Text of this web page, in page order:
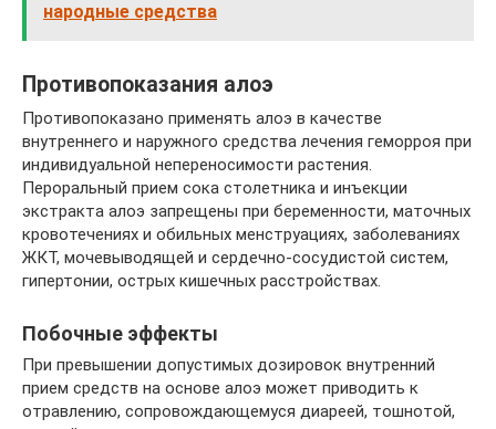
народные средства
Противопоказания алоэ
Противопоказано применять алоэ в качестве
внутреннего и наружного средства лечения геморроя при
индивидуальной непереносимости растения.
Пероральный прием сока столетника и инъекции
экстракта алоэ запрещены при беременности, маточных
кровотечениях и обильных менструациях, заболеваниях
ЖКТ, мочевыводящей и сердечно-сосудистой систем,
гипертонии, острых кишечных расстройствах.
Побочные эффекты
При превышении допустимых дозировок внутренний
прием средств на основе алоэ может приводить к
отравлению, сопровождающемуся диареей, тошнотой,